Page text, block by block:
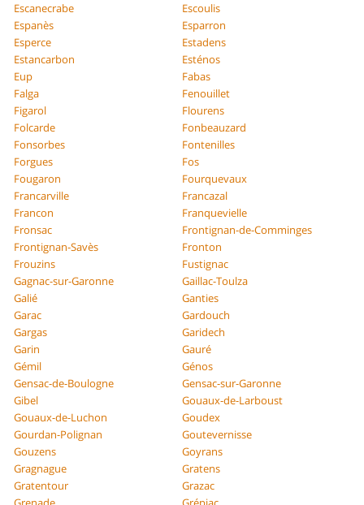
Escanecrabe
Escoulis
Espanès
Esparron
Esperce
Estadens
Estancarbon
Esténos
Eup
Fabas
Falga
Fenouillet
Figarol
Flourens
Folcarde
Fonbeauzard
Fonsorbes
Fontenilles
Forgues
Fos
Fougaron
Fourquevaux
Francarville
Francazal
Francon
Franquevielle
Fronsac
Frontignan-de-Comminges
Frontignan-Savès
Fronton
Frouzins
Fustignac
Gagnac-sur-Garonne
Gaillac-Toulza
Galié
Ganties
Garac
Gardouch
Gargas
Garidech
Garin
Gauré
Gémil
Génos
Gensac-de-Boulogne
Gensac-sur-Garonne
Gibel
Gouaux-de-Larboust
Gouaux-de-Luchon
Goudex
Gourdan-Polignan
Goutevernisse
Gouzens
Goyrans
Gragnague
Gratens
Gratentour
Grazac